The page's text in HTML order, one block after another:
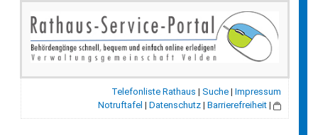
Telefonliste Rathaus | Suche | Impressum
Notruftafel | Datenschutz | Barrierefreiheit |